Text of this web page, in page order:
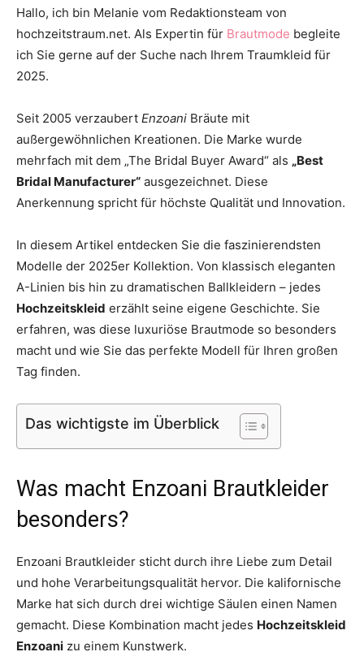
Hochzeit
Hallo, ich bin Melanie vom Redaktionsteam von
hochzeitstraum.net. Als Expertin für Brautmode begleite
ich Sie gerne auf der Suche nach Ihrem Traumkleid für
2025.
Seit 2005 verzaubert Enzoani Bräute mit
außergewöhnlichen Kreationen. Die Marke wurde
mehrfach mit dem „The Bridal Buyer Award“ als „Best
Bridal Manufacturer“ ausgezeichnet. Diese
Anerkennung spricht für höchste Qualität und Innovation.
In diesem Artikel entdecken Sie die faszinierendsten
Modelle der 2025er Kollektion. Von klassisch eleganten
A-Linien bis hin zu dramatischen Ballkleidern – jedes
Hochzeitskleid erzählt seine eigene Geschichte. Sie
erfahren, was diese luxuriöse Brautmode so besonders
macht und wie Sie das perfekte Modell für Ihren großen
Tag finden.
Das wichtigste im Überblick
Was macht Enzoani Brautkleider
besonders?
Enzoani Brautkleider sticht durch ihre Liebe zum Detail
und hohe Verarbeitungsqualität hervor. Die kalifornische
Marke hat sich durch drei wichtige Säulen einen Namen
gemacht. Diese Kombination macht jedes Hochzeitskleid
Enzoani zu einem Kunstwerk.